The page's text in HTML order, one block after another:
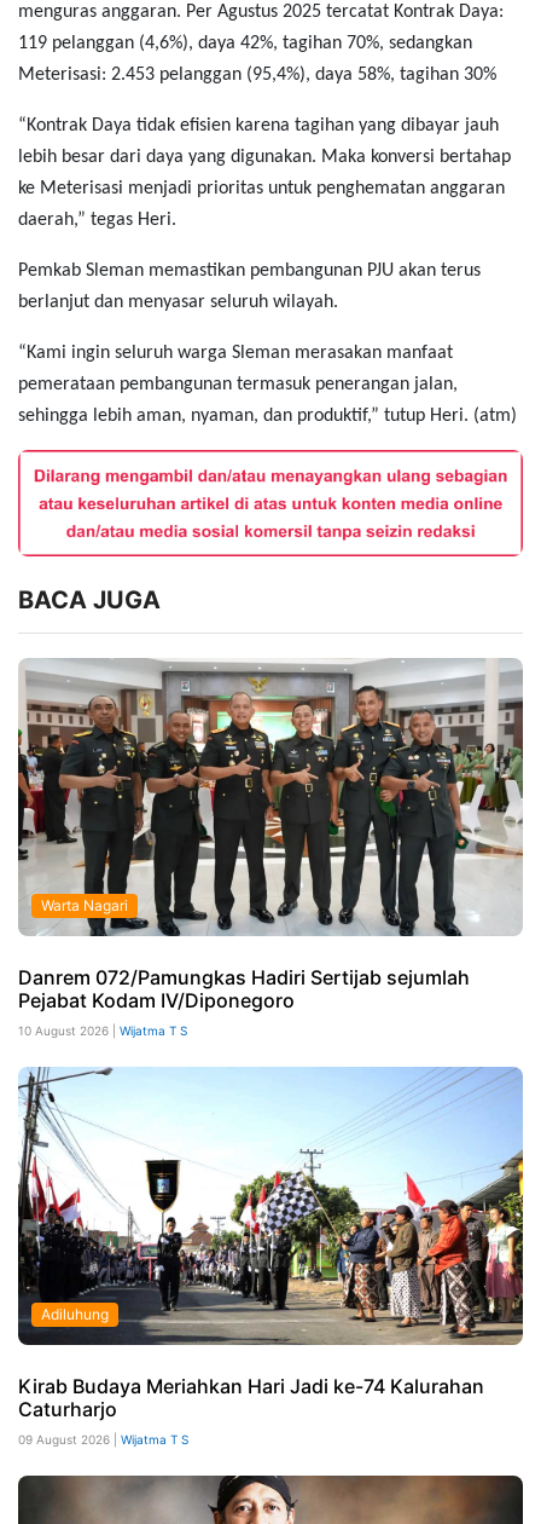
menguras anggaran. Per Agustus 2025 tercatat Kontrak Daya:
119 pelanggan (4,6%), daya 42%, tagihan 70%, sedangkan
Meterisasi: 2.453 pelanggan (95,4%), daya 58%, tagihan 30%
“Kontrak Daya tidak efisien karena tagihan yang dibayar jauh
lebih besar dari daya yang digunakan. Maka konversi bertahap
ke Meterisasi menjadi prioritas untuk penghematan anggaran
daerah,” tegas Heri.
Pemkab Sleman memastikan pembangunan PJU akan terus
berlanjut dan menyasar seluruh wilayah.
“Kami ingin seluruh warga Sleman merasakan manfaat
pemerataan pembangunan termasuk penerangan jalan,
sehingga lebih aman, nyaman, dan produktif,” tutup Heri. (atm)
BACA JUGA
Warta Nagari
Danrem 072/Pamungkas Hadiri Sertijab sejumlah
Pejabat Kodam IV/Diponegoro
10 August 2026 | Wijatma T S
Adiluhung
Kirab Budaya Meriahkan Hari Jadi ke-74 Kalurahan
Caturharjo
09 August 2026 | Wijatma T S